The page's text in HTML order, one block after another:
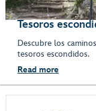
Tesoros
Descubre los
tesoros escondidos.
Read more